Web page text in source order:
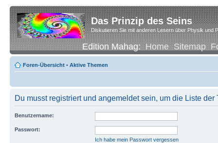
Das Prinzip des Seins
Diskutieren Sie mit anderen Lesern über Physik und
Edition Mahag:Home Sitemap
Foren-Übersicht • Aktive Themen
Du musst registriert und angemeldet sein, um die Liste
Benutzername:
Passwort:
Ich habe mein Passwort vergessen